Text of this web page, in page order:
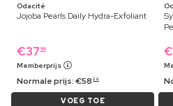
Odacité
Jojoba Pearls Daily Hydra-Exfoliant
€37 99
Memberprijs
Normale prijs:€58 29
VOEG TOE
€